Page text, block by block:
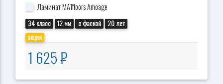
Ламинат MATfloors Amoage
34 класс 12 мм с фаской
20 лет
акция
1 625 ₽